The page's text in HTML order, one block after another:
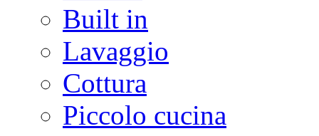
Built in
Lavaggio
Cottura
Piccolo cucina